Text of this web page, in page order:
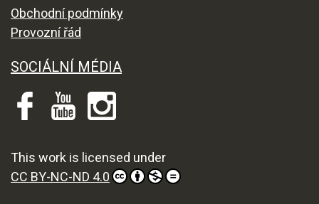
Obchodní podmínky
Provozní řád
SOCIÁLNÍ MÉDIA
This work is licensed under
CC BY-NC-ND 4.0